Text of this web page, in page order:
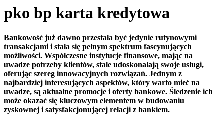
pko bp karta kredytowa
Bankowość już dawno przestała być jedynie rutynowymi
transakcjami i stała się pełnym spektrum fascynujących
możliwości. Współczesne instytucje finansowe, mając na
uwadze potrzeby klientów, stale udoskonalają swoje usługi,
oferując szereg innowacyjnych rozwiązań. Jednym z
najbardziej interesujących aspektów, który warto mieć na
uwadze, są aktualne promocje i oferty bankowe. Śledzenie ich
może okazać się kluczowym elementem w budowaniu
zyskownej i satysfakcjonującej relacji z bankiem.